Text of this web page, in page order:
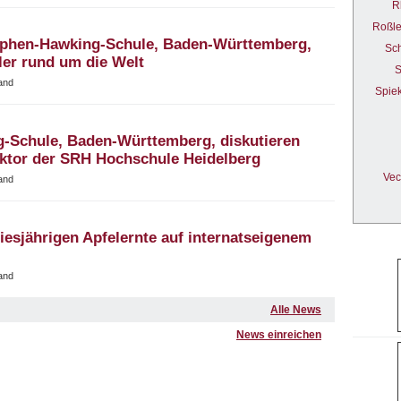
Hawking-Schule, Baden-Württemberg,
rund um die Welt
Schule, Baden-Württemberg, diskutieren
der SRH Hochschule Heidelberg
Apfelernte auf internatseigenem
Alle News
News einreichen